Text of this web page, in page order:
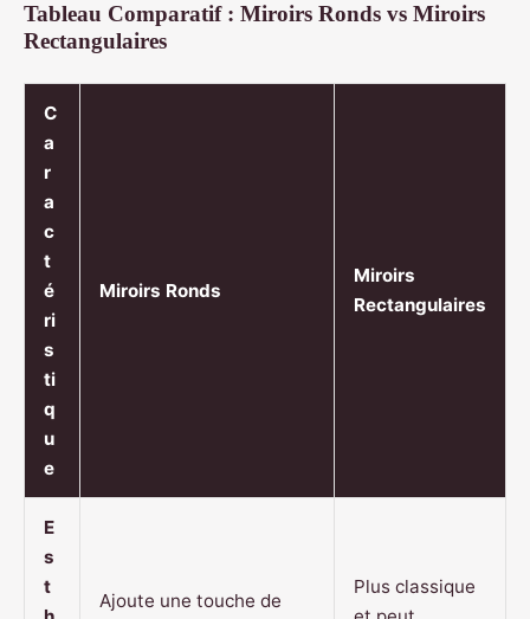
Tableau Comparatif : Miroirs Ronds vs Miroirs
Rectangulaires
C
a
r
a
c
t
é
ri
s
ti
q
u
e
Miroirs Ronds
Miroirs
Rectangulaires
E
s
t
Ajoute une touche de
Plus classique